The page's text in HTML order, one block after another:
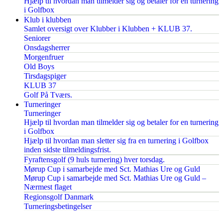
i Golfbox
Klub i klubben
Samlet oversigt over Klubber i Klubben + KLUB 37.
Seniorer
Onsdagsherrer
Morgenfruer
Old Boys
Tirsdagspiger
KLUB 37
Golf På Tværs.
Turneringer
Turneringer
Hjælp til hvordan man tilmelder sig og betaler for en turnering
i Golfbox
Hjælp til hvordan man sletter sig fra en turnering i Golfbox
inden sidste tilmeldingsfrist.
Fyraftensgolf (9 huls turnering) hver torsdag.
Mørup Cup i samarbejde med Sct. Mathias Ure og Guld
Mørup Cup i samarbejde med Sct. Mathias Ure og Guld –
Nærmest flaget
Regionsgolf Danmark
Turneringsbetingelser